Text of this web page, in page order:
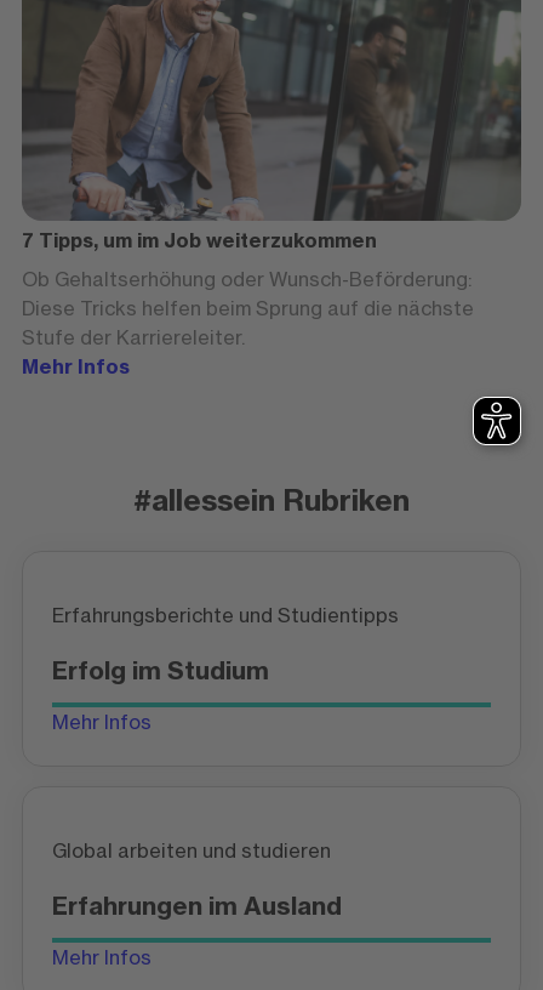
7 Tipps, um im Job weiterzukommen
Ob Gehaltserhöhung oder Wunsch-Beförderung:
Diese Tricks helfen beim Sprung auf die nächste
Stufe der Karriereleiter.
Mehr Infos
#allessein Rubriken
Erfahrungsberichte und Studientipps
Erfolg im Studium
Mehr Infos
Global arbeiten und studieren
Erfahrungen im Ausland
Mehr Infos